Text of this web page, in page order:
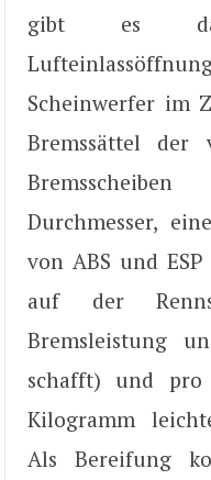
gibt es
Scheinwerfer im
Bremssättel der
Durchmesser,
von ABS und
auf der
Bremsleistung
schafft) und pro
Kilogramm
Als Bereifung